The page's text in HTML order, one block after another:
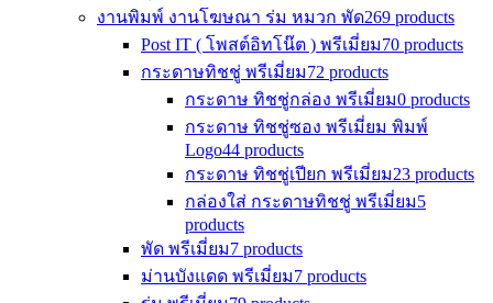
งานพิมพ์ งานโฆษณา ร่ม หมวก พัด269 products
Post IT ( โพสต์อิทโน๊ต ) พรีเมี่ยม70 products
กระดาษทิชชู่ พรีเมี่ยม72 products
กระดาษ ทิชชู่กล่อง พรีเมี่ยม0 products
กระดาษ ทิชชู่ซอง พรีเมี่ยม พิมพ์
Logo44 products
กระดาษ ทิชชู่เปียก พรีเมี่ยม23 products
กล่องใส่ กระดาษทิชชู่ พรีเมี่ยม5
products
พัด พรีเมี่ยม7 products
ม่านบังแดด พรีเมี่ยม7 products